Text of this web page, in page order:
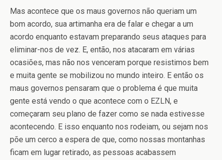
Mas acontece que os maus governos não queriam um
bom acordo, sua artimanha era de falar e chegar a um
acordo enquanto estavam preparando seus ataques para
eliminar-nos de vez. E, então, nos atacaram em várias
ocasiões, mas não nos venceram porque resistimos bem
e muita gente se mobilizou no mundo inteiro. E então os
maus governos pensaram que o problema é que muita
gente está vendo o que acontece com o EZLN, e
começaram seu plano de fazer como se nada estivesse
acontecendo. E isso enquanto nos rodeiam, ou sejam nos
põe um cerco a espera de que, como nossas montanhas
ficam em lugar retirado, as pessoas acabassem